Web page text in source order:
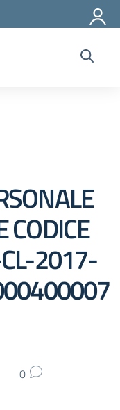
CODICE
2017-
0